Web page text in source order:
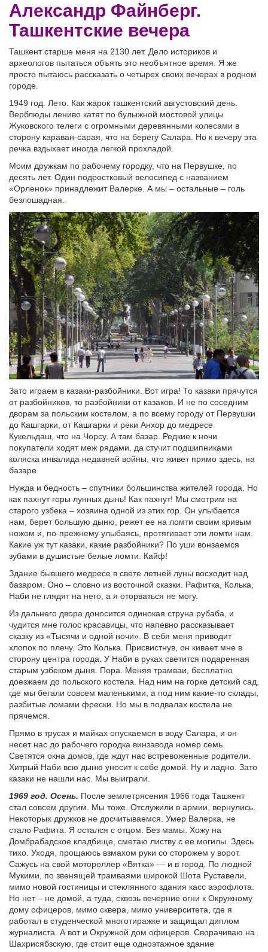
Александр Файнберг.
Ташкентские вечера
Ташкент старше меня на 2130 лет. Дело историков и
археологов пытаться объять это необъятное время. Я же
просто пытаюсь рассказать о четырех своих вечерах в родном
городе.
1949 год. Лето. Как жарок ташкентский августовский день.
Верблюды лениво катят по булыжной мостовой улицы
Жуковского телеги с огромными деревянными колесами в
сторону караван-сарая, что на берегу Салара. Но к вечеру эта
речка вздыхает иногда легкой прохладой.
Моим дружкам по рабочему городку, что на Первушке, по
десять лет. Один подростковый велосипед с названием
«Орленок» принадлежит Валерке. А мы – остальные – голь
безлошадная.
Зато играем в казаки-разбойники. Вот игра! То казаки прячутся
от разбойников, то разбойники от казаков. И не по соседним
дворам за польским костелом, а по всему городу от Первушки
до Кашгарки, от Кашгарки и реки Анхор до медресе
Кукельдаш, что на Чорсу. А там базар. Редкие к ночи
покупатели ходят меж рядами, да стучит подшипниками
коляска инвалида недавней войны, что живет прямо здесь, на
базаре.
Нужда и бедность – спутники большинства жителей города. Но
как пахнут горы лунных дынь! Как пахнут! Мы смотрим на
старого узбека – хозяина одной из этих гор. Он улыбается
нам, берет большую дыню, режет ее на ломти своим кривым
ножом и, по-прежнему улыбаясь, протягивает эти ломти нам.
Какие уж тут казаки, какие разбойники? По уши вонзаемся
зубами в душистые белые ломти. Кайф!
Здание бывшего медресе в свете летней луны восходит над
базаром. Оно – словно из восточной сказки. Рафитка, Колька,
Наби не глядят на него, а я оторваться не могу.
Из дальнего двора доносится одинокая струна рубаба, и
чудится мне голос красавицы, что напевно рассказывает
сказку из «Тысячи и одной ночи». В себя меня приводит
хлопок по плечу. Это Колька. Присвистнув, он кивает мне в
сторону центра города. У Наби в руках светится подаренная
старым узбеком дыня. Пора. Меняя трамваи, бесплатно
доезжаем до польского костела. Над ним на горке детский сад,
где мы бегали совсем маленькими, а под ним какие-то склады,
разбитые ломами фрески. Но мы в подвалах костела не
прячемся.
Прямо в трусах и майках опускаемся в воду Салара, и он
несет нас до рабочего городка винзавода номер семь.
Светятся окна домов, где ждут нас встревоженные родители.
Хитрый Наби всю дыню уносит к себе домой. Ну и ладно. Зато
казаки не нашли нас. Мы выиграли.
1969 год. Осень. После землетрясения 1966 года Ташкент
стал совсем другим. Мы тоже. Отслужили в армии, вернулись.
Некоторых дружков не досчитываемся. Умер Валерка, не
стало Рафита. Я остался с отцом. Без мамы. Хожу на
Домбрабадское кладбище, сметаю листву с ее могилы. Здесь
тихо. Уходя, прощаюсь взмахом руки со сторожем у ворот.
Сажусь на свой мотороллер «Вятка» — и в город. По людной
Мукими, по звенящей трамваями широкой Шота Руставели,
мимо новой гостиницы и стеклянного здания касс аэрофлота.
Но нет – не домой, а туда, сквозь вечерние огни к Окружному
дому офицеров, мимо сквера, мимо университета, где я
работал в студенческой многотиражке и защищал диплом
журналиста. А вот и Окружной дом офицеров. Сворачиваю на
Шахрисябзскую, где стоит еще одноэтажное здание